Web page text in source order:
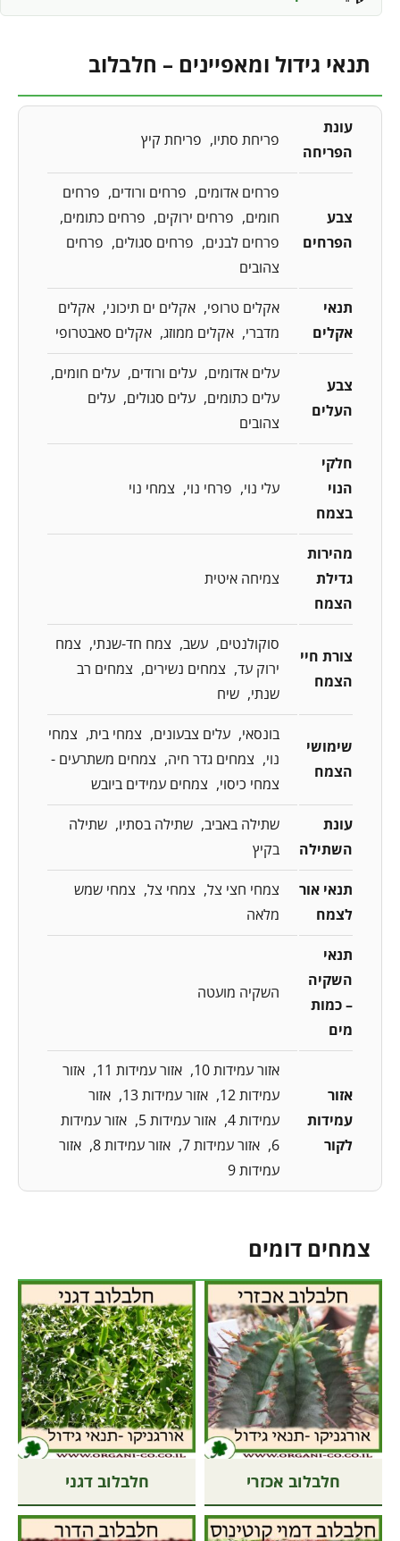
תנאי גידול ומאפיינים – חלבלוב
עונת
הפריחה
פריחת סתיו פריחת קיץ
צבע
הפרחים
פרחים אדומים פרחים ורודים
פרחים
חומים
פרחים ירוקים
פרחים כתומים
פרחים לבנים
פרחים סגולים
פרחים
צהובים
תנאי
אקלים
אקלים טרופי אקלים ים תיכוני
אקלים
מדברי
אקלים ממוזג אקלים סאבטרופי
צבע
העלים
עלים אדומים עלים ורודים
עלים חומים
עלים כתומים
עלים סגולים
עלים
צהובים
חלקי
הנוי
בצמח
עלי נוי פרחי נוי צמחי נוי
מהירות
גדילת
הצמח
צמיחה איטית
צורת חיי
הצמח
סוקולנטים עשב צמח חד-שנתי
צמח
ירוק עד
צמחים נשירים
צמחים רב
שנתי
שיח
שימושי
הצמח
בונסאי עלים צבעונים צמחי בית
צמחי
נוי
צמחים גדר חיה
צמחים משתרעים -
צמחי כיסוי
צמחים עמידים ביובש
עונת
השתילה
שתילה באביב שתילה בסתיו
שתילה
בקיץ
תנאי אור
לצמח
צמחי חצי צל צמחי צל
צמחי שמש
מלאה
תנאי
השקיה
– כמות
מים
השקיה מועטה
אזור
עמידות
לקור
אזור עמידות 10 אזור עמידות 11
אזור
עמידות 12
אזור עמידות 13
אזור
עמידות 4
אזור עמידות 5
אזור עמידות
6
אזור עמידות 7 אזור עמידות 8
אזור
עמידות 9
צמחים דומים
חלבלוב אכזרי חלבלוב דגני